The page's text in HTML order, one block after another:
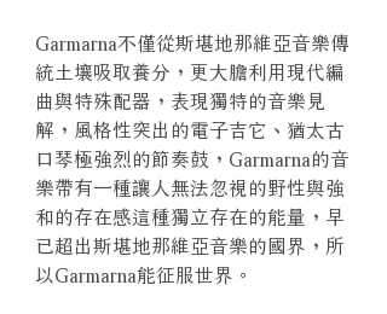
Garmarna不僅從斯堪地那維亞音樂傳
統土壤吸取養分，更大膽利用現代編
曲與特殊配器，表現獨特的音樂見
解，風格性突出的電子吉它、猶太古
口琴極強烈的節奏鼓，Garmarna的音
樂帶有一種讓人無法忽視的野性與強
和的存在感這種獨立存在的能量，早
已超出斯堪地那維亞音樂的國界，所
以Garmarna能征服世界。